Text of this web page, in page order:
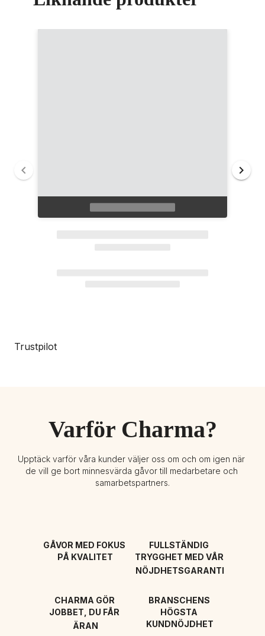
Trustpilot
Varför Charma?
Upptäck varför våra kunder väljer oss om och om igen när
de vill ge bort minnesvärda gåvor till medarbetare och
samarbetspartners.
GÅVOR MED FOKUS
PÅ KVALITET
FULLSTÄNDIG
TRYGGHET MED VÅR
NÖJDHETSGARANTI
CHARMA GÖR
JOBBET, DU FÅR
ÄRAN
BRANSCHENS
HÖGSTA
KUNDNÖJDHET